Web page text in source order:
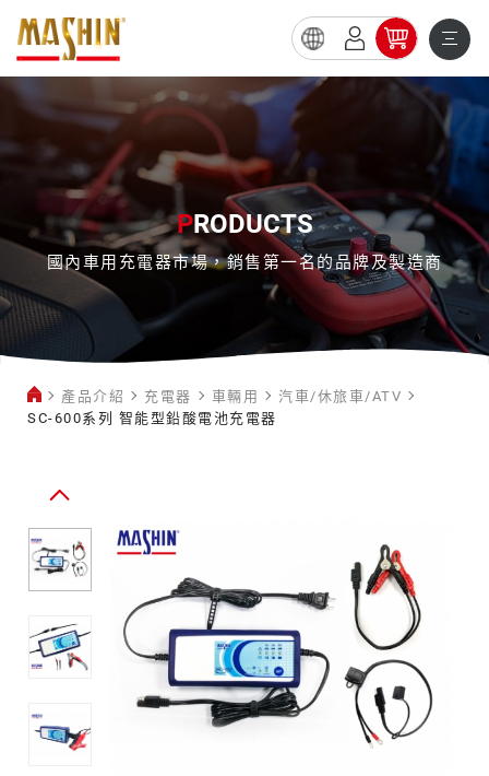
SC-
600
系
智
能
鉛
酸
池
PRODUCTS
國內車用充電器市場，銷售第一名的品牌及製造商
產品介紹 充電器 車輛用
汽車/休旅車/ATV
SC-600系列 智能型鉛酸電池充電器
旅
車/ATV